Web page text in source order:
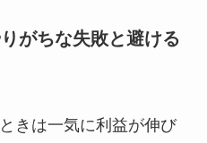
がちな失敗と避ける
きは一気に利益が伸び